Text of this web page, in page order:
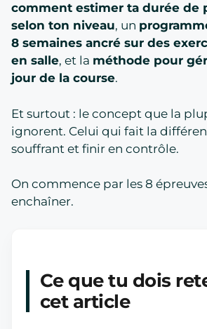
comment estimer ta durée de
selon ton niveau, un
8 semaines ancré sur des
en salle, et la méthode pour
jour de la course.
Et surtout : le concept que la
ignorent. Celui qui fait la
souffrant et finir en contrôle.
On commence par les 8
enchaîner.
Ce que tu dois
cet article